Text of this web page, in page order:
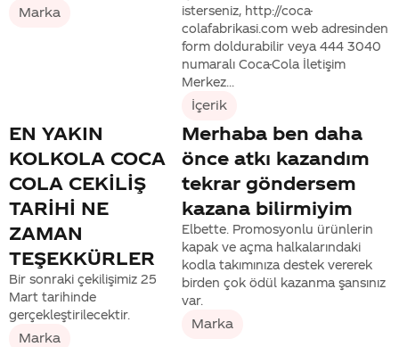
Marka
isterseniz, http://coca-
colafabrikasi.com web adresinden
form doldurabilir veya 444 3040
numaralı Coca-Cola İletişim
Merkez...
İçerik
EN YAKIN
KOLKOLA COCA
COLA CEKİLİŞ
TARİHİ NE
ZAMAN
TEŞEKKÜRLER
Bir sonraki çekilişimiz 25
Mart tarihinde
gerçekleştirilecektir.
Marka
Merhaba ben daha
önce atkı kazandım
tekrar göndersem
kazana bilirmiyim
Elbette. Promosyonlu ürünlerin
kapak ve açma halkalarındaki
kodla takımınıza destek vererek
birden çok ödül kazanma şansınız
var.
Marka